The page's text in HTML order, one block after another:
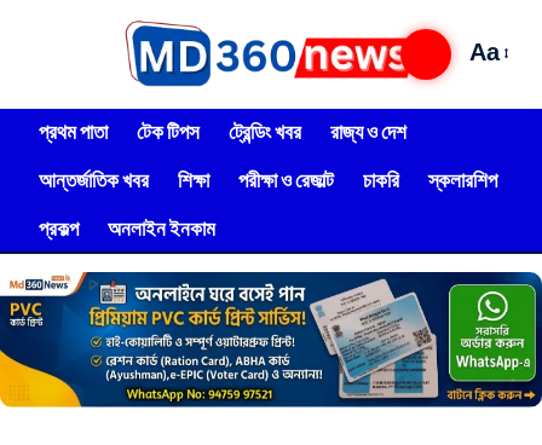
Aa
প্রথম পাতা টেক টিপস ট্রেন্ডিং খবর
রাজ্য ও দেশ
আন্তর্জাতিক খবর
শিক্ষা পরীক্ষা ও রেজাল্ট চাকরি
স্কলারশিপ
প্রকল্প
অনলাইন ইনকাম